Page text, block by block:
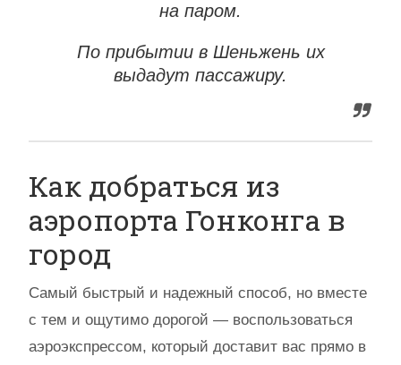
на паром.
По прибытии в Шеньжень их
выдадут пассажиру.
Как добраться из
аэропорта Гонконга в
город
Самый быстрый и надежный способ, но вместе
с тем и ощутимо дорогой — воспользоваться
аэроэкспрессом, который доставит вас прямо в